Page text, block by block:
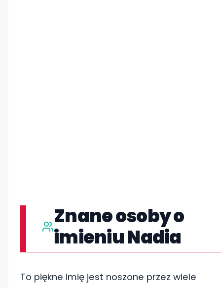
Znane osoby o
imieniu Nadia
To piękne imię jest noszone przez wiele